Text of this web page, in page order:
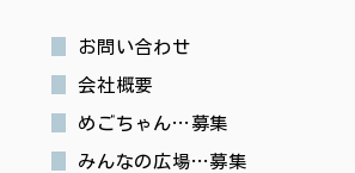
お問い合わせ
会社概要
めごちゃん…募集
みんなの広場…募集